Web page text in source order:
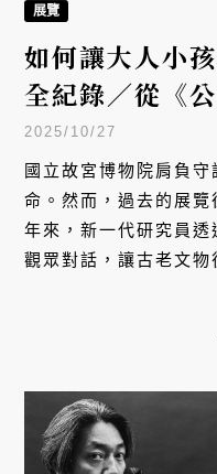
展覽
如何讓大人小
全紀錄／從《
遇》，讓老文物
2025/10/27
國立故宮博物院肩負
命。然而，過去的展
年來，新一代研究員
觀眾對話，讓古老文